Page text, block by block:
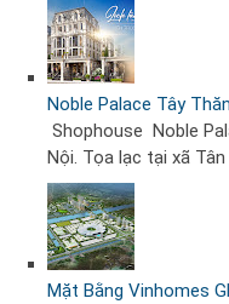
Noble Palace Tây
Shophouse Noble
Nội. Tọa lạc tại xã Tân
Mặt Bằng Vinhomes